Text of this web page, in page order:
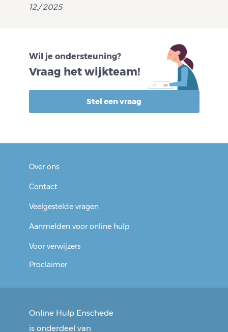
12./ 2025
Wil je ondersteuning?
Vraag het wijkteam!
Stel een vraag
viaJouw Omgeving
om je account te activeren. Er
verbonden.
Online Hulp Enschede
is onderdeel van
Over ons
Contact
Veelgestelde vragen
Aanmelden voor online hulp
Voor verwijzers
Proclaimer